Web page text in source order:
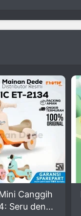
Bola Mini
untuk Ana...